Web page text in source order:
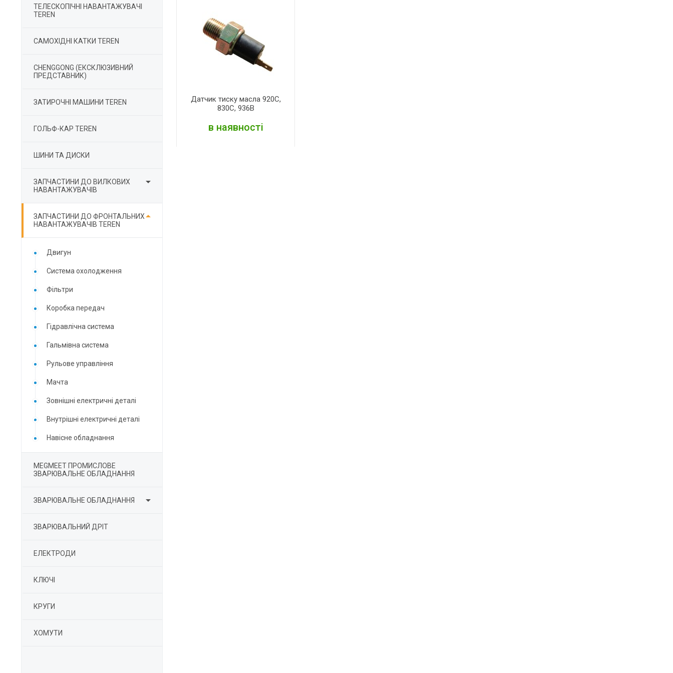
ТЕЛЕСКОПІЧНІ НАВАНТАЖУВАЧІ
TEREN
САМОХІДНІ КАТКИ TEREN
CHENGGONG (ЕКСКЛЮЗИВНИЙ
ПРЕДСТАВНИК)
ЗАТИРОЧНІ МАШИНИ TEREN
ГОЛЬФ-КАР TEREN
ШИНИ ТА ДИСКИ
ЗАПЧАСТИНИ ДО ВИЛКОВИХ
НАВАНТАЖУВАЧІВ

ЗАПЧАСТИНИ ДО ФРОНТАЛЬНИХ
НАВАНТАЖУВАЧІВ TEREN

Двигун
Система охолодження
Фільтри
Коробка передач
Гідравлічна система
Гальмівна система
Рульове управління
Мачта
Зовнішні електричні деталі
Внутрішні електричні деталі
Навісне обладнання
MEGMEET ПРОМИСЛОВЕ
ЗВАРЮВАЛЬНЕ ОБЛАДНАННЯ
ЗВАРЮВАЛЬНЕ ОБЛАДНАННЯ 
ЗВАРЮВАЛЬНИЙ ДРІТ
ЕЛЕКТРОДИ
КЛЮЧІ
КРУГИ
ХОМУТИ
Датчик тиску масла 920С,
830С, 936В
в наявності